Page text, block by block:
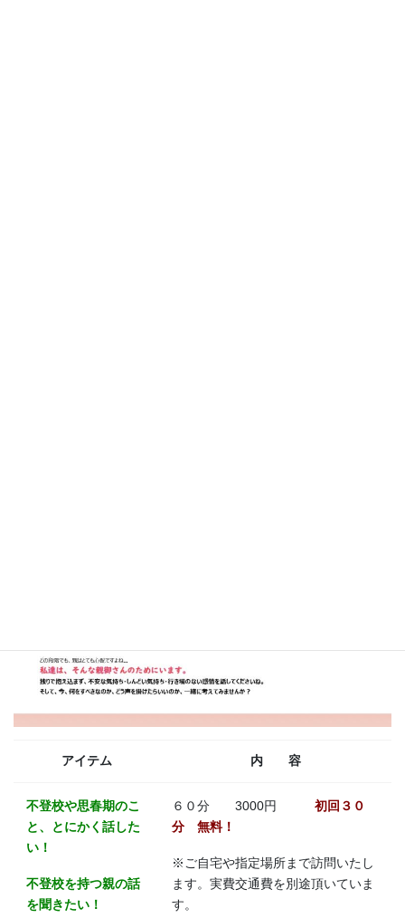
アイテム 内 容
不登校や思春期のこ
と、とにかく話した
い！
不登校を持つ親の話
を聞きたい！
６０分 3000円 初回３０
分 無料！
※ご自宅や指定場所まで訪問いたし
ます。実費交通費を別途頂いていま
す。